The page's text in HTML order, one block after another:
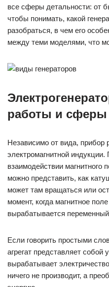
все сферы детальности: от
чтобы понимать, какой
разобраться, в чем его
между теми моделями, что
работы и сферы
Независимо от вида, прибор
электромагнитной
взаимодействии магнитного
можно представить, как
может там вращаться или
момент, когда магнитное
вырабатывается переменный
Если говорить простыми
агрегат представляет собой
вырабатывает
ничего не производит, а